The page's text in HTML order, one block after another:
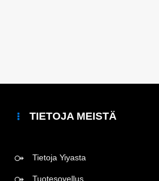
TIETOJA MEISTÄ
Tietoja Yiyasta
Tuotesovellus